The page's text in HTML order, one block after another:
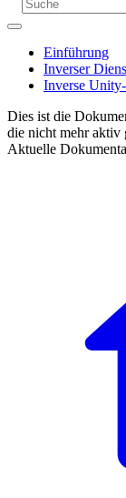
Einführung
Inverser
Inverse
Dies ist die
die nicht mehr aktiv
Aktuelle